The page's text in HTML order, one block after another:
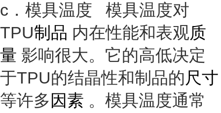
c．模具温度 模具温度对
TPU制品 内在性能和表观质
量 影响很大。它的高低决定
于TPU的结晶性和制品的 尺寸
等许多 因素 。模具温度通常